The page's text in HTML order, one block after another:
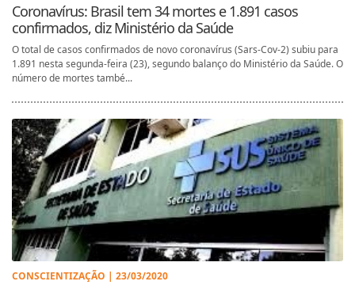
Coronavírus: Brasil tem 34 mortes e 1.891 casos
confirmados, diz Ministério da Saúde
O total de casos confirmados de novo coronavírus (Sars-Cov-2) subiu para
1.891 nesta segunda-feira (23), segundo balanço do Ministério da Saúde. O
número de mortes també...
CONSCIENTIZAÇÃO | 23/03/2020